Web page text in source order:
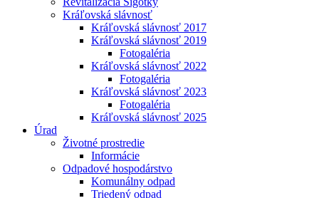
Kráľovská slávnosť
Kráľovská slávnosť 2017
Kráľovská slávnosť 2019
Fotogaléria
Kráľovská slávnosť 2022
Fotogaléria
Kráľovská slávnosť 2023
Fotogaléria
Kráľovská slávnosť 2025
Úrad
Životné prostredie
Informácie
Odpadové hospodárstvo
Komunálny odpad
Triedený odpad